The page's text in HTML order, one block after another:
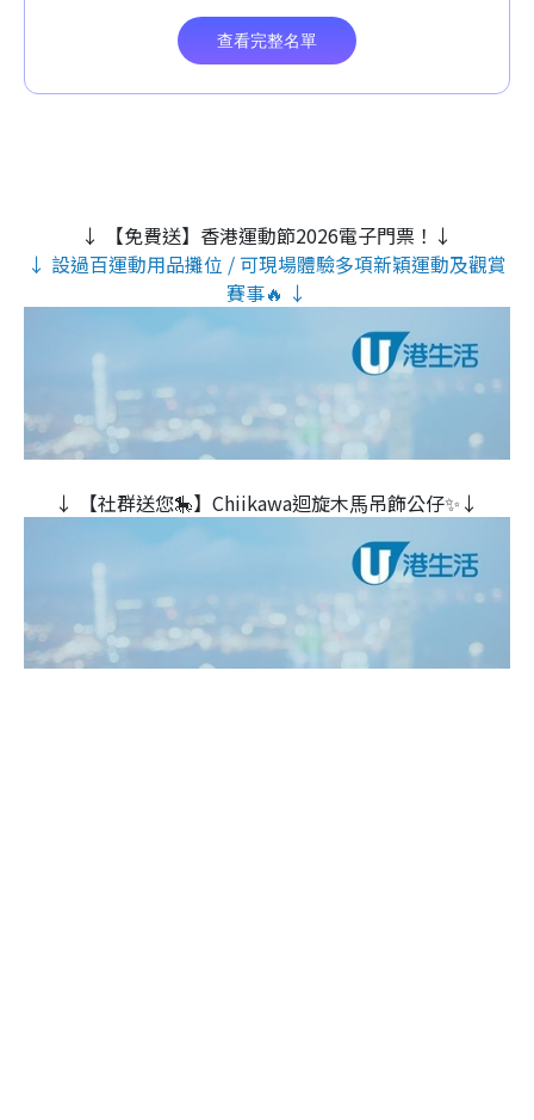
↓ 【免費送】香港運動節2026電子門票！↓
↓ 設過百運動用品攤位 / 可現場體驗多項新穎運動及觀賞
賽事🔥 ↓
↓ 【社群送您🎠】Chiikawa迴旋木⾺吊飾公仔✨↓